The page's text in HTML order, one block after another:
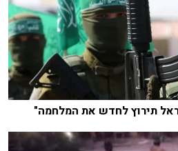
תירוץ לחדש את המלחמה"